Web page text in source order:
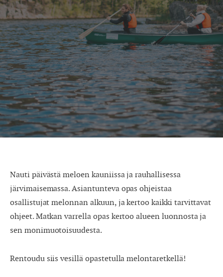
Nauti päivästä meloen kauniissa ja rauhallisessa
järvimaisemassa. Asiantunteva opas ohjeistaa
osallistujat melonnan alkuun, ja kertoo kaikki tarvittavat
ohjeet. Matkan varrella opas kertoo alueen luonnosta ja
sen monimuotoisuudesta.
Rentoudu siis vesillä opastetulla melontaretkellä!